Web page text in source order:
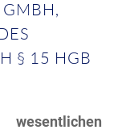
GMBH,
§ 15 HGB
wesentlichen